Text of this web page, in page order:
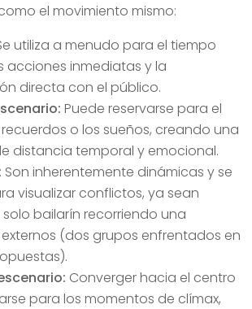
el movimiento mismo:
utiliza a menudo para el tiempo
acciones inmediatas y la
directa con el público.
Puede reservarse para el
o los sueños, creando una
distancia temporal y emocional.
Son inherentemente dinámicas y se
visualizar conflictos, ya sean
bailarín recorriendo una
(dos grupos enfrentados en
Converger hacia el centro
para los momentos de clímax,